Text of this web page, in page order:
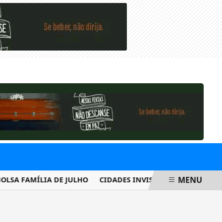
FAMÍLIA DE JULHO CIDADES INVISÍVEIS ENCCEJA
MENU